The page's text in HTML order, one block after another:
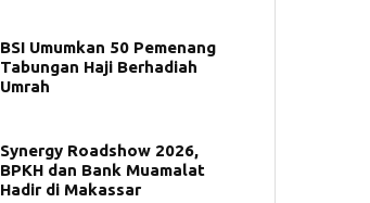
BSI Umumkan 50 Pemenang
Tabungan Haji Berhadiah
Umrah
Synergy Roadshow 2026,
BPKH dan Bank Muamalat
Hadir di Makassar